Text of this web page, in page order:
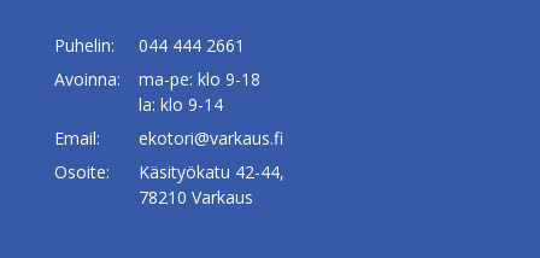
Puhelin:
044 444 2661
Avoinna:
ma-pe: klo 9-18
la: klo 9-14
Email:
ekotori@varkaus.fi
Osoite:
Käsityökatu 42-44,
78210 Varkaus